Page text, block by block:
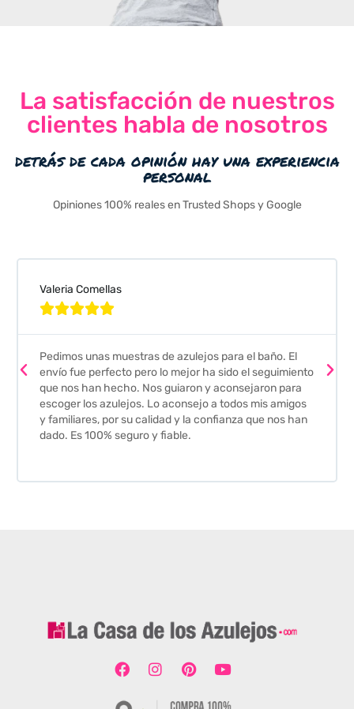
La satisfacción de nuestros
clientes habla de nosotros
detrás de cada opinión hay una experiencia
personal
Opiniones 100% reales en Trusted Shops y Google
Valeria Comellas

Pedimos unas muestras de azulejos para el baño. El
envío fue perfecto pero lo mejor ha sido el seguimiento
que nos han hecho. Nos guiaron y aconsejaron para
escoger los azulejos. Lo aconsejo a todos mis amigos
y familiares, por su calidad y la confianza que nos han
dado. Es 100% seguro y fiable.